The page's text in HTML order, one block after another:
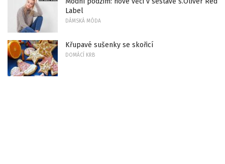
Label
DÁMSKÁ MÓDA
Křupavé sušenky se skořicí
DOMÁCÍ KRB